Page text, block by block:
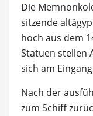
Die
sitzende
hoch aus dem
Statuen stellen
sich am
Nach der
zum Schiff